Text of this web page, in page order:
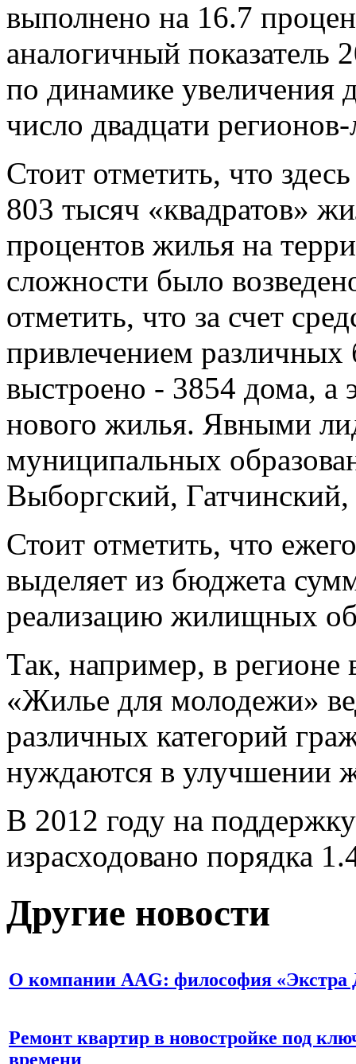
выполнено на 16.7
аналогичный показатель
по динамике увеличения
число двадцати
Стоит отметить, что
803 тысяч «квадратов»
процентов жилья на
сложности было
отметить, что за счет
привлечением различных
выстроено - 3854 дома, а
нового жилья. Явными
муниципальных
Выборгский,
Стоит отметить, что
выделяет из бюджета
реализацию жилищных
Так, например, в регионе
«Жилье для молодежи»
различных категорий
нуждаются в улучшении
В 2012 году на
израсходовано порядка
Другие новости
О компании AAG: философия «Экстра
Ремонт квартир в новостройке под
времени